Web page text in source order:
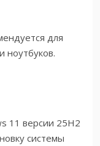
для
ноутбуков.
11 версии 25H2
системы